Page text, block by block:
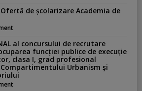
de școlarizare Academia de
al concursului de recrutare
funcției publice de execuție
clasa I, grad profesional
Urbanism și